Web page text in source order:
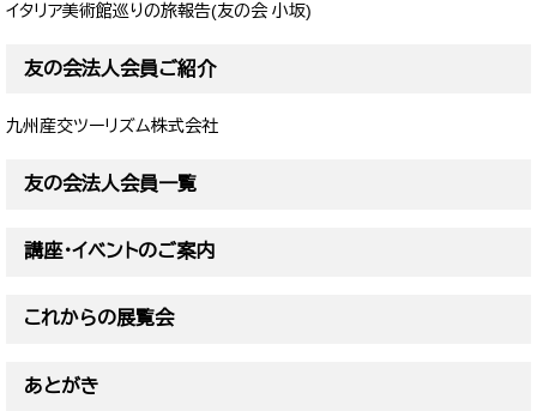
イタリア美術館巡りの旅報告(友の会 小坂)
友の会法人会員ご紹介
九州産交ツーリズム株式会社
友の会法人会員一覧
講座・イベントのご案内
これからの展覧会
あとがき